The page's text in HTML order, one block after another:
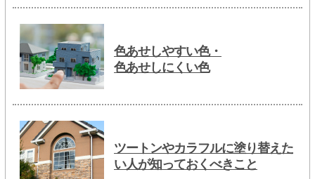
色あせしやすい色・
色あせしにくい色
ツートンやカラフルに塗り替えた
い人が知っておくべきこと